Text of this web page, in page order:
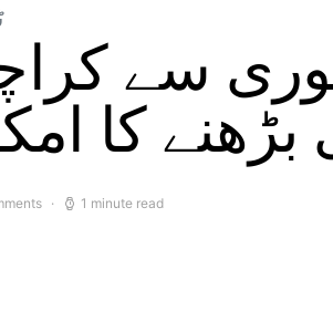
ہواؤں کا سلسلہ، 13 جنوری
کا
1 minute read